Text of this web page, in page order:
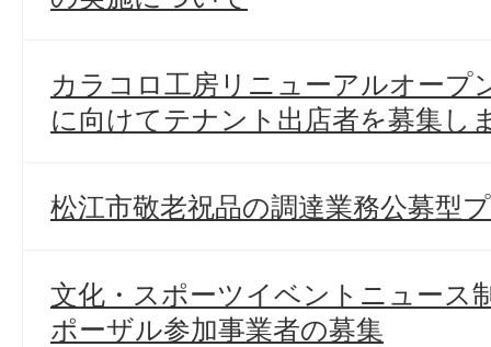
カラコロ工房リニューアルオープ
に向けてテナント出店者を募集し
松江市敬老祝品の調達業務公募型
文化・スポーツイベントニュース
ポーザル参加事業者の募集